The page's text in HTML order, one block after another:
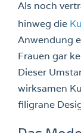
Als noch
hinweg die
Anwendung
Frauen gar
Dieser
wirksamen
filigrane